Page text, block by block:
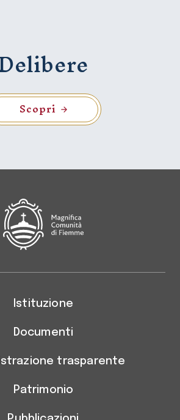
Scopri
Istituzione
Documenti
trasparente
Patrimonio